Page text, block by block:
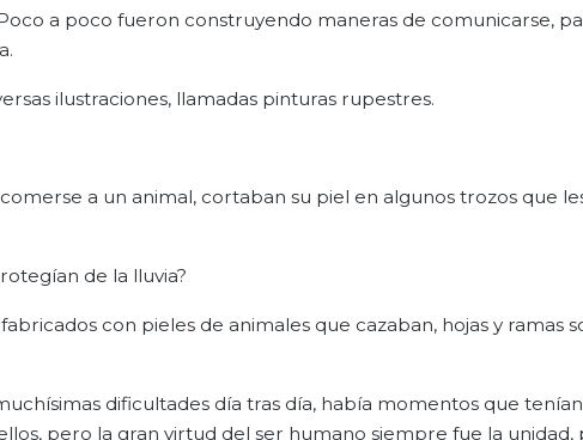
a poco fueron construyendo maneras de comunicarse,
ilustraciones, llamadas pinturas rupestres.
a un animal, cortaban su piel en algunos trozos que
de la lluvia?
con pieles de animales que cazaban, hojas y ramas
dificultades día tras día, había momentos que
pero la gran virtud del ser humano siempre fue la unidad,